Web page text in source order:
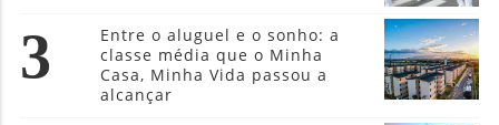
3
Entre o aluguel e o sonho: a
classe média que o Minha
Casa, Minha Vida passou a
alcançar